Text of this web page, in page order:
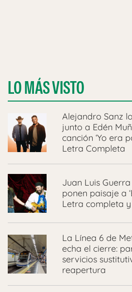
LO MÁS VISTO
Alejandro Sanz
junto a Edén
canción ‘Yo era
Letra Completa
Juan Luis
ponen paisaje a
Letra completa
La Línea 6 de
echa el cierre:
servicios
reapertura